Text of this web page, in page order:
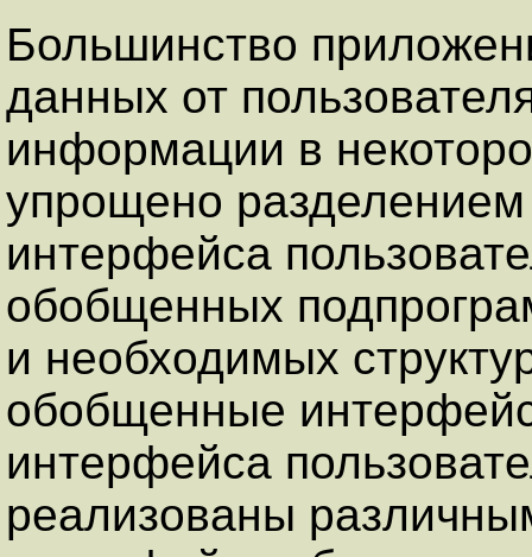
Большинство
данных от
информации в
упрощено
интерфейса
обобщенных
и необходимых
обобщенные
интерфейса
реализованы